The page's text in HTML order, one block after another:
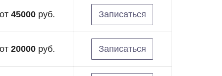
от 45000 руб. Записаться
от 20000 руб. Записаться